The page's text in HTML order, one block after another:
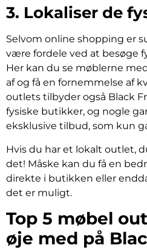
3. Lokaliser de
Selvom online shopping er
være fordele ved at besøge
Her kan du se møblerne
af og få en fornemmelse af
outlets tilbyder også Black
fysiske butikker, og nogle
eksklusive tilbud, som kun
Hvis du har et lokalt outlet,
det! Måske kan du få en
direkte i butikken eller
det er muligt.
Top 5 møbel
øje med på